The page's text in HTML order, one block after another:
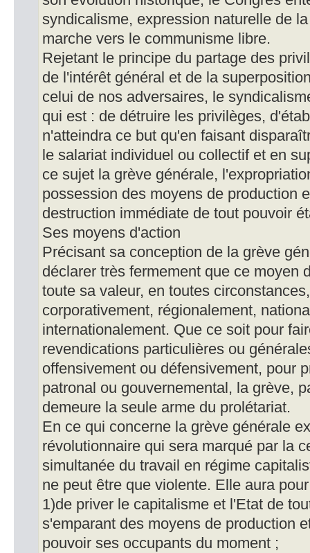
syndicalisme, expression naturelle de
marche vers le communisme libre.
Rejetant le principe du partage des
de l'intérêt général et de la
celui de nos adversaires, le
qui est : de détruire les privilèges,
n'atteindra ce but qu'en faisant
le salariat individuel ou collectif et en
ce sujet la grève générale,
possession des moyens de production
destruction immédiate de tout pouvoir
Ses moyens d'action
Précisant sa conception de la grève
déclarer très fermement que ce moyen
toute sa valeur, en toutes
corporativement, régionalement,
internationalement. Que ce soit pour
revendications particulières ou
offensivement ou défensivement, pour
patronal ou gouvernemental, la grève,
demeure la seule arme du prolétariat.
En ce qui concerne la grève générale
révolutionnaire qui sera marqué par la
simultanée du travail en régime
ne peut être que violente. Elle aura
1)de priver le capitalisme et l'Etat de
s'emparant des moyens de production
pouvoir ses occupants du moment ;